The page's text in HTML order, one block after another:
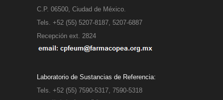
C.P. 06500, Ciudad de México.
Tels. +52 (55) 5207-8187, 5207-6887
Recepción ext. 2824
Laboratorio de Sustancias de Referencia:
Tels. +52 (55) 7590-5317, 7590-5318